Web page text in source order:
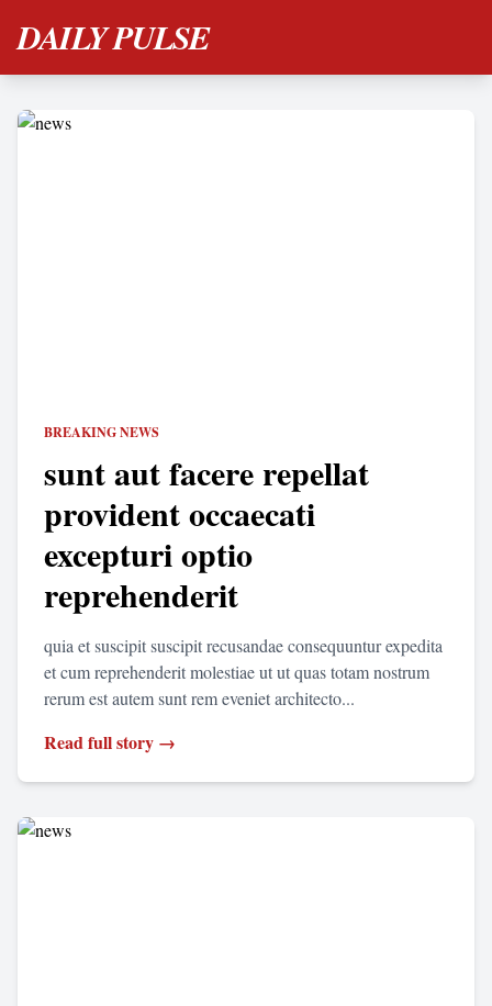
DAILY PULSE
BREAKING NEWS
sunt aut facere repellat
provident occaecati
excepturi optio
reprehenderit
quia et suscipit suscipit recusandae consequuntur expedita
et cum reprehenderit molestiae ut ut quas totam nostrum
rerum est autem sunt rem eveniet architecto...
Read full story →